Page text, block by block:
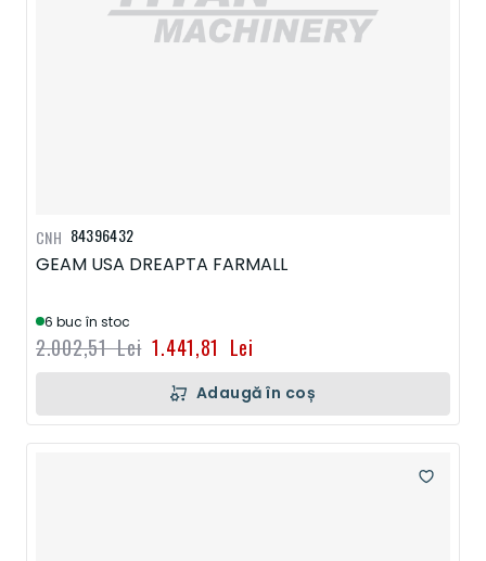
84396432
GEAM USA DREAPTA FARMALL
6 buc în stoc
1.441,81 Lei
2.002,51 Lei
CNH
Adaugă în coș